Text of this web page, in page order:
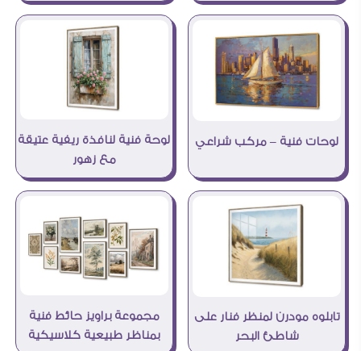
لوحات فنية – مركب شراعي
لوحة فنية لنافذة ريفية عتيقة
مع زهور
تابلوه مودرن لمنظر فنار على
شاطئ البحر
مجموعة براويز حائط فنية
بمناظر طبيعية كلاسيكية